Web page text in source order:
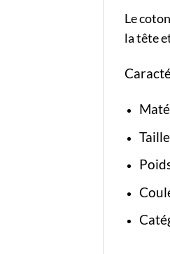
Le
la tête